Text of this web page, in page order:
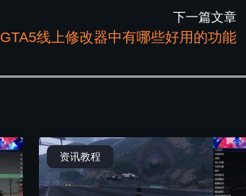
下一篇文章
GTA5线上修改器中有哪些好用的功能
资讯教程